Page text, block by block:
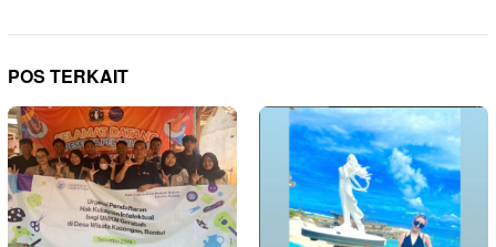
POS TERKAIT